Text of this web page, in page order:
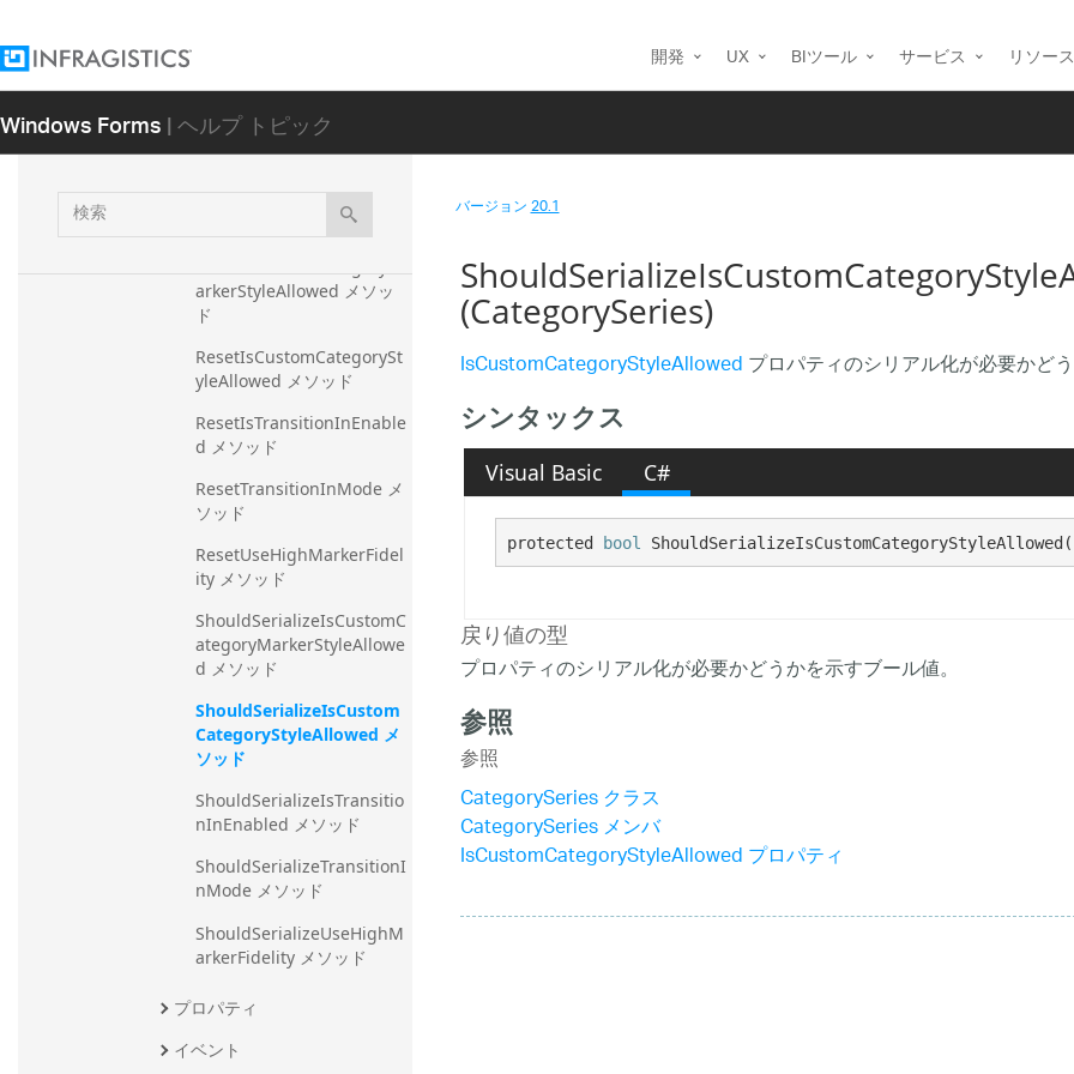
開発 UX BIツール サービス リソース
Windows Forms| ヘルプ トピック
検
索
OnAssigningCategoryMar
kerStyle メソッド
OnAssigningCategoryStyl
arkerStyleAllowed メソッ
ド
ResetIsCustomCategorySt
yleAllowed メソッド
ResetIsTransitionInEnable
d メソッド
ResetTransitionInMode メ
ソッド
ResetUseHighMarkerFidel
ity メソッド
ShouldSerializeIsCustomC
ategoryMarkerStyleAllowe
d メソッド
ShouldSerializeIsCustom
CategoryStyleAllowed メ
ソッド
ShouldSerializeIsTransitio
nInEnabled メソッド
ShouldSerializeTransitionI
nMode メソッド
ShouldSerializeUseHighM
arkerFidelity メソッド
プロパティ
イベント
バージョン20.1
(CategorySeries)
IsCustomCategoryStyleAllowedプロパティのシリアル化が必要かど
シンタックス
Visual Basic C#
protected bool
戻り値の型
プロパティのシリアル化が必要かどうかを示すブール値。
参照
参照
CategorySeries クラス
CategorySeries メンバ
IsCustomCategoryStyleAllowed プロパティ